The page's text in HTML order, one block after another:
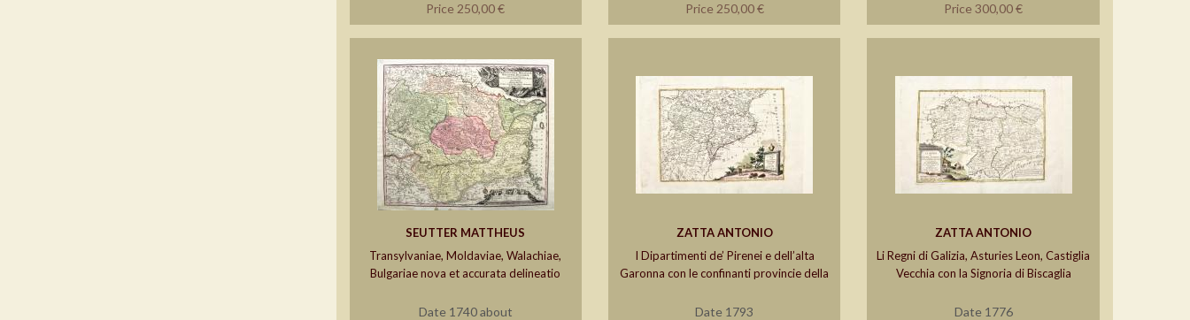
Price 250,00 €
Price 250,00 €
Price 300,00 €
SEUTTER MATTHEUS
Transylvaniae, Moldaviae, Walachiae,
Bulgariae nova et accurata delineatio
Date 1740 about
ZATTA ANTONIO
I Dipartimenti de’ Pirenei e dell’alta
Garonna con le confinanti provincie della
Date 1793
ZATTA ANTONIO
Li Regni di Galizia, Asturies Leon, Castiglia
Vecchia con la Signoria di Biscaglia
Date 1776